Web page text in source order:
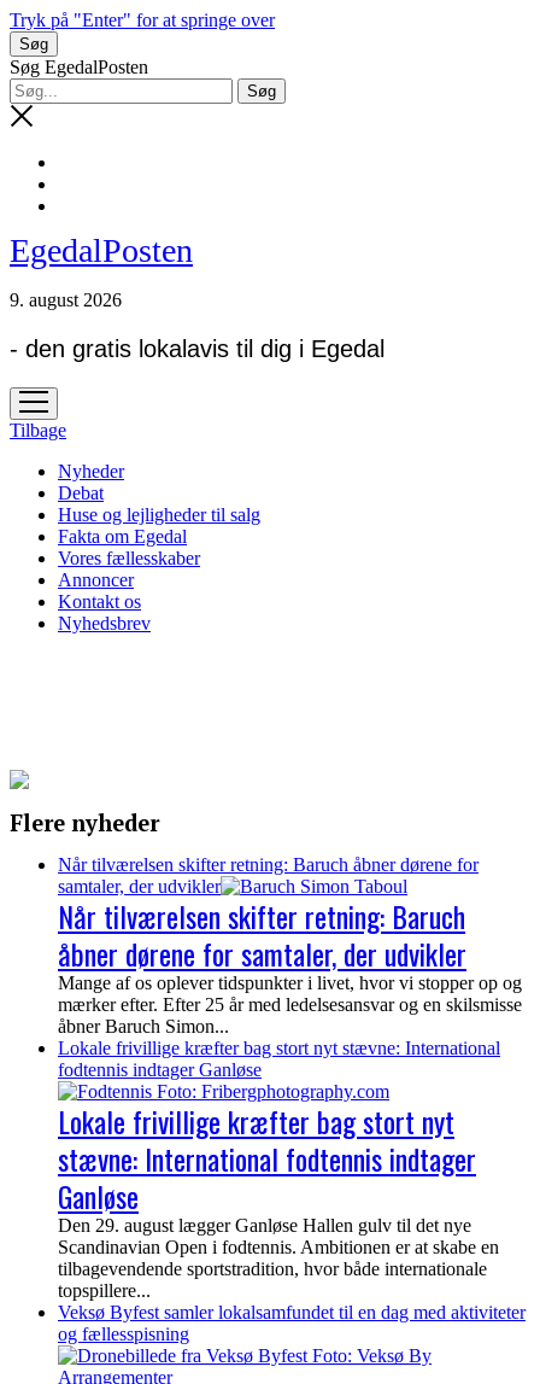
Tryk på "Enter" for at springe over
Søg
Søg EgedalPosten
EgedalPosten
9. august 2026
- den gratis lokalavis til dig i Egedal
open
menu
Tilbage
Nyheder
Debat
Huse og lejligheder til salg
Fakta om Egedal
Vores fællesskaber
Annoncer
Kontakt os
Nyhedsbrev
Flere nyheder
Når tilværelsen skifter retning: Baruch åbner dørene for
samtaler, der udvikler
Når tilværelsen skifter retning: Baruch
åbner dørene for samtaler, der udvikler
Mange af os oplever tidspunkter i livet, hvor vi stopper op og
mærker efter. Efter 25 år med ledelsesansvar og en skilsmisse
åbner Baruch Simon...
Lokale frivillige kræfter bag stort nyt stævne: International
fodtennis indtager Ganløse
Lokale frivillige kræfter bag stort nyt
stævne: International fodtennis indtager
Ganløse
Den 29. august lægger Ganløse Hallen gulv til det nye
Scandinavian Open i fodtennis. Ambitionen er at skabe en
tilbagevendende sportstradition, hvor både internationale
topspillere...
Veksø Byfest samler lokalsamfundet til en dag med aktiviteter
og fællesspisning